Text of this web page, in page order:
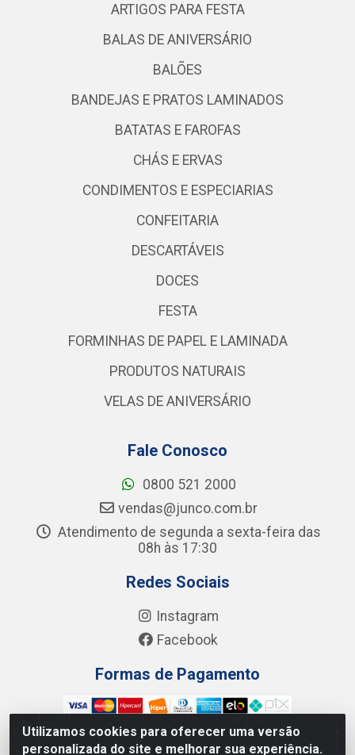
Utilizamos cookies para oferecer uma versão
personalizada do site e melhorar sua experiência.
ARTIGOS PARA FESTA
BALAS DE ANIVERSÁRIO
BALÕES
BANDEJAS E PRATOS LAMINADOS
BATATAS E FAROFAS
CHÁS E ERVAS
CONDIMENTOS E ESPECIARIAS
CONFEITARIA
DESCARTÁVEIS
DOCES
FESTA
FORMINHAS DE PAPEL E LAMINADA
PRODUTOS NATURAIS
VELAS DE ANIVERSÁRIO
Fale Conosco
0800 521 2000
vendas@junco.com.br
Atendimento de segunda a sexta-feira das
08h às 17:30
Redes Sociais
Instagram
Facebook
Formas de Pagamento